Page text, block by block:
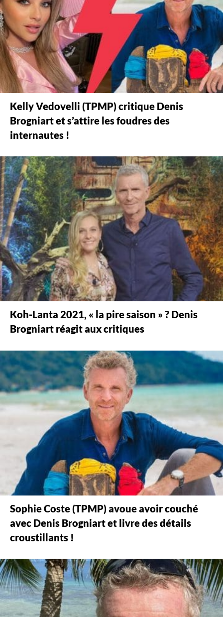
Kelly Vedovelli (TPMP) critique Denis
Brogniart et s’attire les foudres des
internautes !
Koh-Lanta 2021, « la pire saison » ? Denis
Brogniart réagit aux critiques
Sophie Coste (TPMP) avoue avoir couché
avec Denis Brogniart et livre des détails
croustillants !